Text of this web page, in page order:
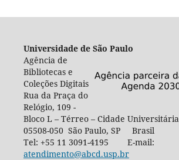
Universidade de São Paulo
Agência de
Bibliotecas e
Coleções Digitais
Rua da Praça do
Relógio, 109 -
Bloco L – Térreo – Cidade Universitária
05508-050 São Paulo, SP Brasil
Tel: +55 11 3091-4195 E-mail:
atendimento@abcd.usp.br